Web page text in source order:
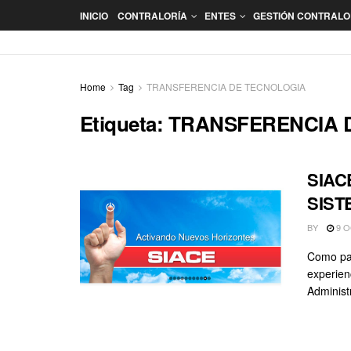
INICIO CONTRALORÍA ENTES GESTIÓN
Home Tag TRANSFERENCIA DE TECNOLOGIA
Etiqueta: TRANSFERENCIA
BY 9
Como